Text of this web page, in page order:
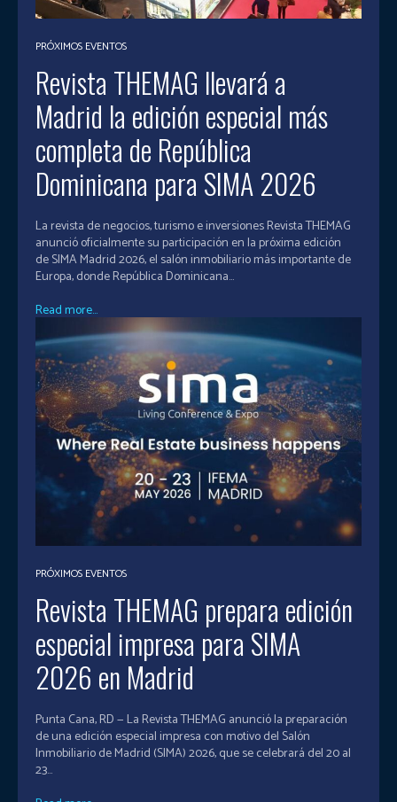
PRÓXIMOS EVENTOS
Revista THEMAG llevará a
Madrid la edición especial más
completa de República
Dominicana para SIMA 2026
La revista de negocios, turismo e inversiones Revista THEMAG
anunció oficialmente su participación en la próxima edición
de SIMA Madrid 2026, el salón inmobiliario más importante de
Europa, donde República Dominicana...
Read more...
PRÓXIMOS EVENTOS
Revista THEMAG prepara edición
especial impresa para SIMA
2026 en Madrid
Punta Cana, RD — La Revista THEMAG anunció la preparación
de una edición especial impresa con motivo del Salón
Inmobiliario de Madrid (SIMA) 2026, que se celebrará del 20 al
23...